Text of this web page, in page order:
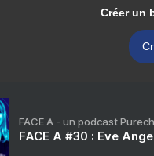
Créer un
FACE A - un podcast
FACE A #30 : Eve